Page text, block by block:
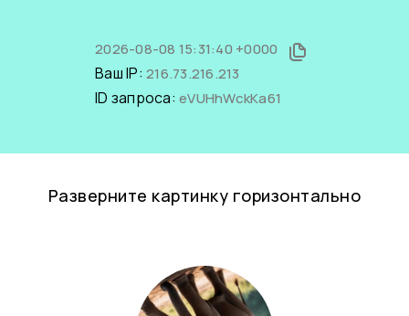
2026-08-08 15:31:40 +0000
Ваш IP: 216.73.216.213
ID запроса: eVUHhWckKa61
Разверните картинку горизонтально